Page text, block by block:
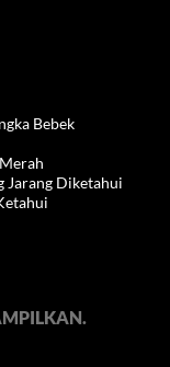
Bebek
Jarang Diketahui